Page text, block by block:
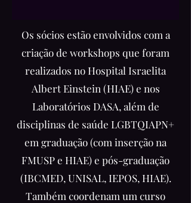
Os sócios estão envolvidos com a
criação de workshops que foram
realizados no Hospital Israelita
Albert Einstein (HIAE) e nos
Laboratórios DASA, além de
disciplinas de saúde LGBTQIAPN+
em graduação (com inserção na
FMUSP e HIAE) e pós-graduação
(IBCMED, UNISAL, IEPOS, HIAE).
Também coordenam um curso